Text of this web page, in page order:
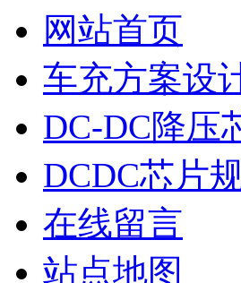
网站首页
车充方案设
DC-DC降压
DCDC芯片
在线留言
站点地图